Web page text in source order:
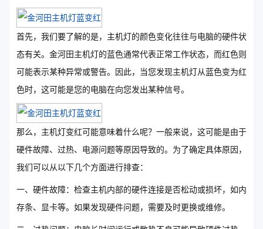
首先，我们要了解的是，主机灯的颜色变化往往与电脑的硬件状
态有关。金河田主机灯的蓝色通常代表正常工作状态，而红色则
可能表示某种异常或警告。因此，当您发现主机灯从蓝色变为红
色时，这可能是您的电脑在向您发出某种信号。
那么，主机灯变红可能意味着什么呢？一般来说，这可能是由于
硬件故障、过热、电源问题等原因导致的。为了确定具体原因，
我们可以从以下几个方面进行排查：
一、硬件故障：检查主机内部的硬件连接是否松动或损坏，如内
存条、显卡等。如果发现硬件问题，需要及时更换或维修。